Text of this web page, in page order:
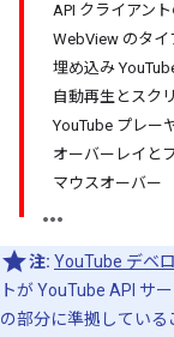
API クライアン
WebView のタイ
埋め込み
自動再生とスク
YouTube プレー
オーバーレイと
マウスオーバー
注: YouTube デベ
トが YouTube API サ
の部分に準拠してい